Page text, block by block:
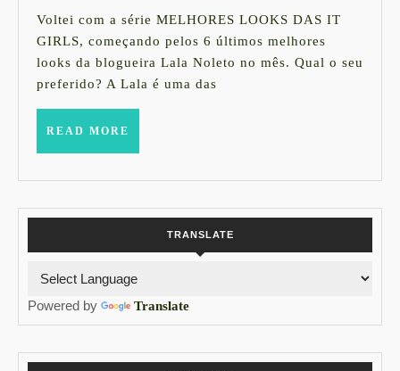
LALA
NOLETO
EM
AGORA
de
2018
Voltei com a série MELHORES LOOKS DAS IT
GIRLS, começando pelos 6 últimos melhores
looks da blogueira Lala Noleto no mês. Qual o seu
preferido? A Lala é uma das
READ MORE
TRANSLATE
Powered by Translate